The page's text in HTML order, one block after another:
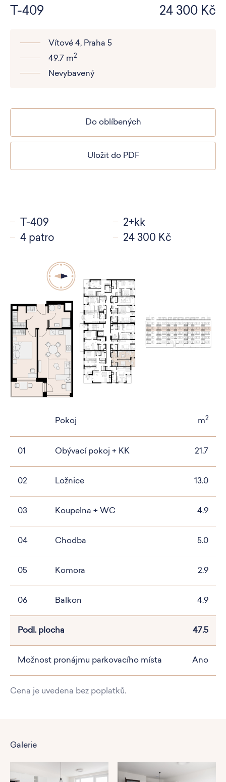
T-409 24 300 Kč
Vítové 4, Praha 5
49.7 m2
Nevybavený
Do oblíbených
Uložit do PDF
T-409
2+kk
4 patro
24 300 Kč
Pokoj m2
01 Obývací pokoj + KK 21.7
02 Ložnice 13.0
03 Koupelna + WC 4.9
04 Chodba 5.0
05 Komora 2.9
06 Balkon 4.9
Podl. plocha 47.5
Možnost pronájmu parkovacího místa Ano
Cena je uvedena bez poplatků.
Galerie